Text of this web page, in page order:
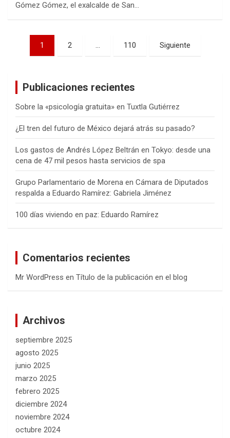
Gómez Gómez, el exalcalde de San…
Navegación
1 2 … 110 Siguiente
Publicaciones recientes
Sobre la «psicología gratuita» en Tuxtla Gutiérrez
¿El tren del futuro de México dejará atrás su pasado?
Los gastos de Andrés López Beltrán en Tokyo: desde una
cena de 47 mil pesos hasta servicios de spa
Grupo Parlamentario de Morena en Cámara de Diputados
respalda a Eduardo Ramírez: Gabriela Jiménez
100 días viviendo en paz: Eduardo Ramírez
Comentarios recientes
Mr WordPress en Título de la publicación en el blog
Archivos
septiembre 2025
agosto 2025
junio 2025
marzo 2025
febrero 2025
diciembre 2024
noviembre 2024
octubre 2024